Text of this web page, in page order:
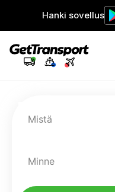
Hanki sovellus
Mistä
Minne